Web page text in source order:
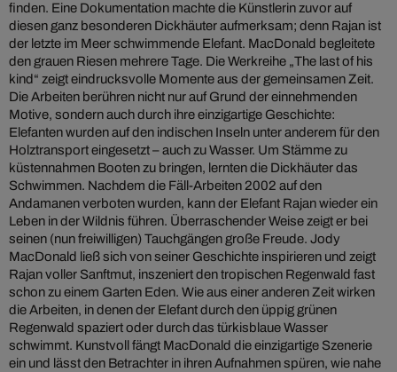
finden. Eine Dokumentation machte die Künstlerin zuvor auf
diesen ganz besonderen Dickhäuter aufmerksam; denn Rajan ist
der letzte im Meer schwimmende Elefant. MacDonald begleitete
den grauen Riesen mehrere Tage. Die Werkreihe „The last of his
kind“ zeigt eindrucksvolle Momente aus der gemeinsamen Zeit.
Die Arbeiten berühren nicht nur auf Grund der einnehmenden
Motive, sondern auch durch ihre einzigartige Geschichte:
Elefanten wurden auf den indischen Inseln unter anderem für den
Holztransport eingesetzt – auch zu Wasser. Um Stämme zu
küstennahmen Booten zu bringen, lernten die Dickhäuter das
Schwimmen. Nachdem die Fäll-Arbeiten 2002 auf den
Andamanen verboten wurden, kann der Elefant Rajan wieder ein
Leben in der Wildnis führen. Überraschender Weise zeigt er bei
seinen (nun freiwilligen) Tauchgängen große Freude. Jody
MacDonald ließ sich von seiner Geschichte inspirieren und zeigt
Rajan voller Sanftmut, inszeniert den tropischen Regenwald fast
schon zu einem Garten Eden. Wie aus einer anderen Zeit wirken
die Arbeiten, in denen der Elefant durch den üppig grünen
Regenwald spaziert oder durch das türkisblaue Wasser
schwimmt. Kunstvoll fängt MacDonald die einzigartige Szenerie
ein und lässt den Betrachter in ihren Aufnahmen spüren, wie nahe